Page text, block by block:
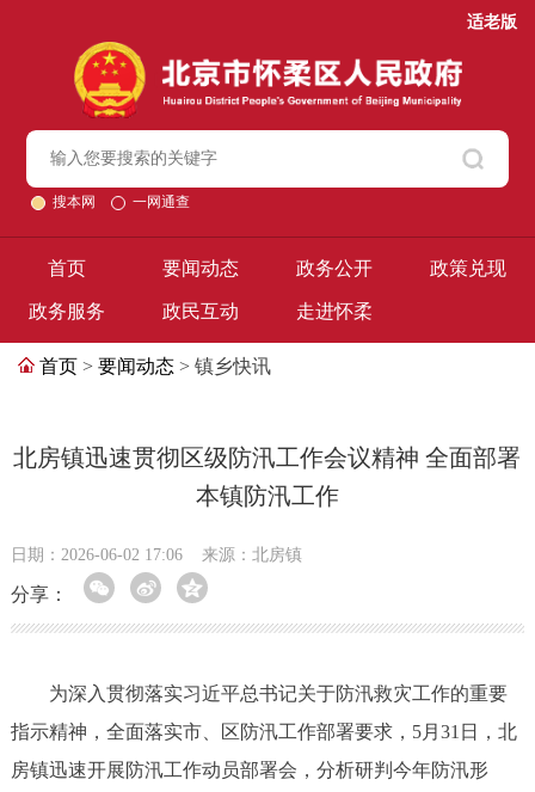
适老版
搜本网 一网通查
首页 要闻动态 政务公开 政策兑现
政务服务 政民互动 走进怀柔
首页 > 要闻动态 > 镇乡快讯
北房镇迅速贯彻区级防汛工作会议精神 全面部署
本镇防汛工作
日期：2026-06-02 17:06 来源：北房镇
分享：
为深入贯彻落实习近平总书记关于防汛救灾工作的重要
指示精神，全面落实市、区防汛工作部署要求，5月31日，北
房镇迅速开展防汛工作动员部署会，分析研判今年防汛形